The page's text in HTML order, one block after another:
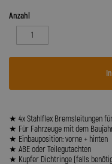
Anzahl
★ 4x Stahlflex Bremsleitungen
★ Für Fahrzeuge mit dem
★ Einbauposition: vorne + hinten
★ ABE oder Teilegutachten
★ Kupfer Dichtringe (falls